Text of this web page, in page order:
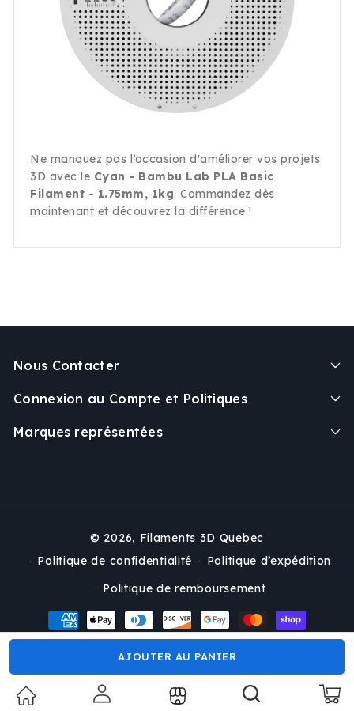
AJOUTER AU PANIER
Ne manquez pas l’occasion d'améliorer vos projets
3D avec le Cyan - Bambu Lab PLA Basic
Filament - 1.75mm, 1kg. Commandez dès
maintenant et découvrez la différence !
Nous Contacter
Connexion au Compte et Politiques
Marques représentées
© 2026, Filaments 3D Quebec
Politique de confidentialité
Politique d’expédition
Politique de remboursement
Moyens
de